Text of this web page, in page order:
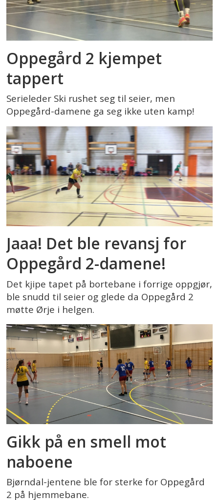
Oppegård 2 kjempet
tappert
Serieleder Ski rushet seg til seier, men
Oppegård-damene ga seg ikke uten kamp!
Jaaa! Det ble revansj for
Oppegård 2-damene!
Det kjipe tapet på bortebane i forrige oppgjør,
ble snudd til seier og glede da Oppegård 2
møtte Ørje i helgen.
Gikk på en smell mot
naboene
Bjørndal-jentene ble for sterke for Oppegård
2 på hjemmebane.